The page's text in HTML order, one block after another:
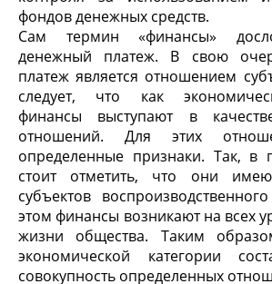
фондов денежных средств.
Сам термин «финансы»
денежный платеж. В свою
платеж является отношением
следует, что как
финансы выступают в
отношений. Для этих
определенные признаки. Так, в
стоит отметить, что они
субъектов
этом финансы возникают на всех
жизни общества. Таким
экономической категории
совокупность определенных